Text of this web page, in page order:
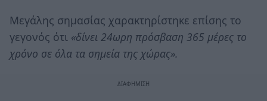
Μεγάλης σημασίας χαρακτηρίστηκε επίσης το
γεγονός ότι «δίνει 24ωρη πρόσβαση 365 μέρες το
χρόνο σε όλα τα σημεία της χώρας».